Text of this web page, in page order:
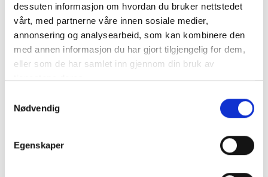
dessuten informasjon om hvordan du bruker nettstedet
vårt, med partnerne våre innen sosiale medier,
annonsering og analysearbeid, som kan kombinere den
med annen informasjon du har gjort tilgjengelig for dem,
eller som de har samlet inn gjennom din bruk av
tjenestene deres.
Nødvendig
Egenskaper
Varenummer: 1000517
Kategorier:
Reservedeler
Del produktet